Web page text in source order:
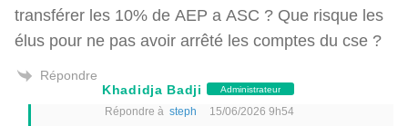
transférer les 10% de AEP a ASC ? Que risque les
élus pour ne pas avoir arrêté les comptes du cse ?
Répondre
Khadidja Badji
Administrateur
Répondre à steph 15/06/2026 9h54